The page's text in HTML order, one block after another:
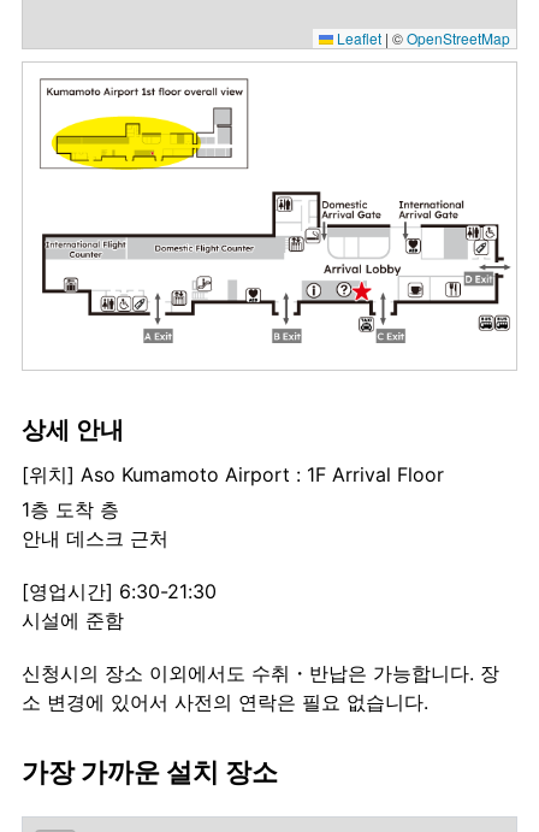
Leaflet | ©OpenStreetMap
상세 안내
[위치] Aso Kumamoto Airport : 1F Arrival Floor
1층 도착 층
안내 데스크 근처
[영업시간] 6:30-21:30
시설에 준함
신청시의 장소 이외에서도 수취・반납은 가능합니다. 장
소 변경에 있어서 사전의 연락은 필요 없습니다.
가장 가까운 설치 장소